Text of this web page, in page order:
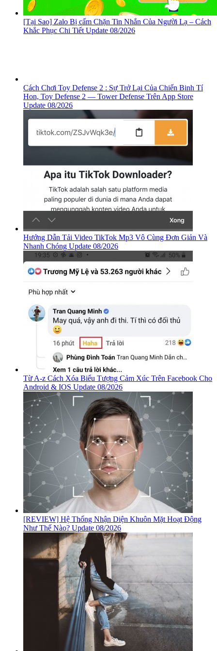
[Tại Sao] Zalo Bị cấm Chặn Tin Nhắn Của Người Lạ – Cách
Khắc Phục Chi Tiết Update 08/2026
Cách Chơi Toy Defense 2 : Sự Trở Lại Của Chiến Binh Tí
Hon, ‎Toy Defense 2 — Tower Defense Trên App Store
Update 08/2026
Hướng Dẫn Tải Video TikTok Mp3 Vô Cùng Đơn Giản Và
Nhanh Chóng Update 08/2026
Từ A-z Cách Xóa Biểu Tượng Cảm Xúc Trên Facebook Cho
Android & IOS Update 08/2026
[REVIEW] Hệ Thống Nhận Diện Khuôn Mặt Hoạt Động
Như Thế Nào? Update 08/2026